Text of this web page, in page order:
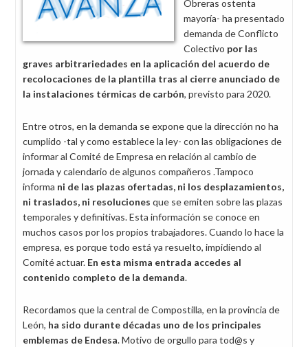
Obreras ostenta
mayoría- ha presentado
demanda de Conflicto
Colectivo por las
graves arbitrariedades en la aplicación del acuerdo de
recolocaciones de la plantilla tras al cierre anunciado de
la instalaciones térmicas de carbón, previsto para 2020.
Entre otros, en la demanda se expone que la dirección no ha
cumplido -tal y como establece la ley- con las obligaciones de
informar al Comité de Empresa en relación al cambio de
jornada y calendario de algunos compañeros .Tampoco
informa ni de las plazas ofertadas, ni los desplazamientos,
ni traslados, ni resoluciones que se emiten sobre las plazas
temporales y definitivas. Esta información se conoce en
muchos casos por los propios trabajadores. Cuando lo hace la
empresa, es porque todo está ya resuelto, impidiendo al
Comité actuar. En esta misma entrada accedes al
contenido completo de la demanda.
Recordamos que la central de Compostilla, en la provincia de
León, ha sido durante décadas uno de los principales
emblemas de Endesa. Motivo de orgullo para tod@s y